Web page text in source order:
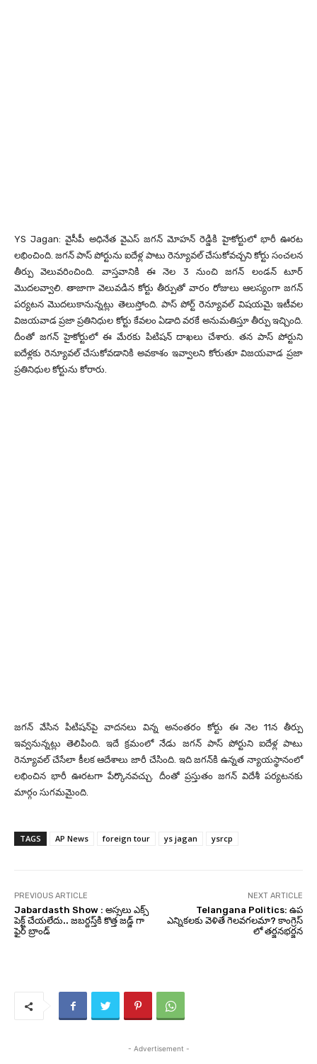
YS Jagan: వైసీపీ అధినేత వైఎస్ జగన్ మోహన్ రెడ్డికి హైకోర్టులో భారీ ఊరట
లభించింది. జగన్ పాస్ పోర్టును ఐదేళ్ల పాటు రెన్యూవల్ చేసుకోవచ్చని కోర్టు సంచలన
తీర్పు వెలువరించింది. వాస్తవానికి ఈ నెల 3 నుంచి జగన్ లండన్ టూర్
మొదలవ్వాలి. తాజాగా వెలువడిన కోర్టు తీర్పుతో వారం రోజులు ఆలస్యంగా జగన్
పర్యటన మొదలుకానున్నట్లు తెలుస్తోంది. పాస్ పోర్ట్ రెన్యూవల్ విషయమై ఇటీవల
విజయవాడ ప్రజా ప్రతినిధుల కోర్టు కేవలం ఏడాది వరకే అనుమతిస్తూ తీర్పు ఇచ్చింది.
దీంతో జగన్ హైకోర్టులో ఈ మేరకు పిటిషన్ దాఖలు చేశారు. తన పాస్ పోర్టుని
ఐదేళ్లకు రెన్యూవల్ చేసుకోవడానికి అవకాశం ఇవ్వాలని కోరుతూ విజయవాడ ప్రజా
ప్రతినిధుల కోర్టును కోరారు.
జగన్ వేసిన పిటిషన్‌పై వాదనలు విన్న అనంతరం కోర్టు ఈ నెల 11న తీర్పు
ఇవ్వనున్నట్లు తెలిపింది. ఇదే క్రమంలో నేడు జగన్ పాస్ పోర్టుని ఐదేళ్ల పాటు
రెన్యూవల్ చేసేలా కీలక ఆదేశాలు జారీ చేసింది. ఇది జగన్‌కి ఉన్నత న్యాయస్థానంలో
లభించిన భారీ ఊరటగా పేర్కొనవచ్చు. దీంతో ప్రస్తుతం జగన్ విదేశీ పర్యటనకు
మార్గం సుగమమైంది.
TAGS AP News foreign tour ys jagan ysrcp
PREVIOUS ARTICLE
Jabardasth Show : అస్సలు ఎక్స్
పెక్ట్ చేయలేదు.. జబర్దస్త్‌కి కొత్త జడ్జ్ గా
ఫైర్ బ్రాండ్
NEXT ARTICLE
Telangana Politics: ఉప
ఎన్నికలకు వెళితే గెలవగలమా? కాంగ్రెస్
లో తర్జనభర్జన
- Advertisement -